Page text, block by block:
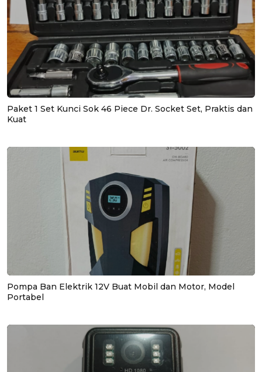
Paket 1 Set Kunci Sok 46 Piece Dr. Socket Set, Praktis dan
Kuat
Pompa Ban Elektrik 12V Buat Mobil dan Motor, Model
Portabel